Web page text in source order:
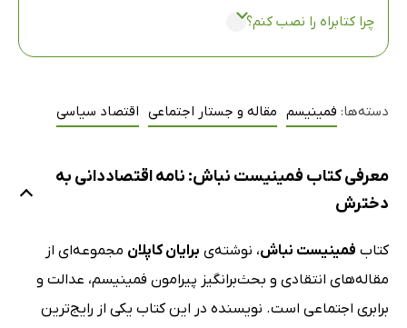
چرا کتابراه را نصب کنم؟
دسته‌ها: فمینیسم مقاله و جستار اجتماعی اقتصاد سیاسی
معرفی کتاب فمینیست نباش: نامه اقتصاددانی به
دخترش
کتاب فمینیست نباش، نوشته‌ی برایان کاپلان مجموعه‌ای از
مقاله‌های انتقادی و بحث‌برانگیز پیرامون فمینیسم، عدالت و
برابری اجتماعی است. نویسنده در این کتاب یکی از رایج‌ترین